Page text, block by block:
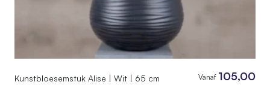
Kunstbloesemstuk Alise | Wit | 65 cm Vanaf 105,00